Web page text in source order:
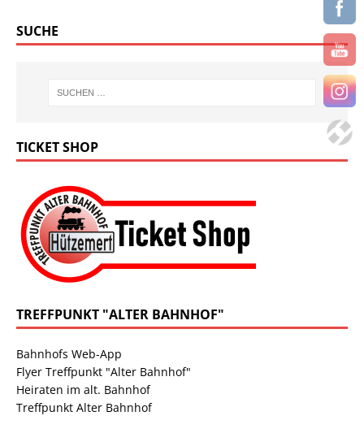
SUCHE
TICKET SHOP
TREFFPUNKT "ALTER BAHNHOF"
Bahnhofs Web-App
Flyer Treffpunkt "Alter Bahnhof"
Heiraten im alt. Bahnhof
Treffpunkt Alter Bahnhof